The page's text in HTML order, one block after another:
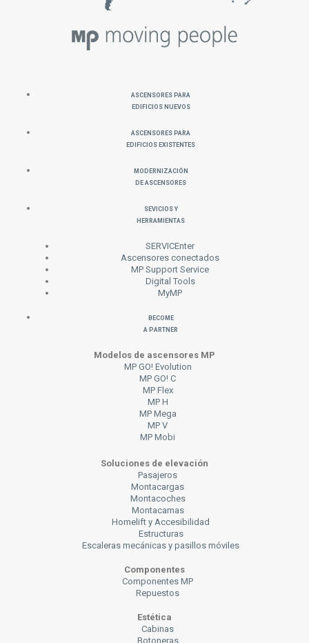
Ascensores para
Edificios Nuevos
Ascensores para
Edificios Existentes
Modernización
de Ascensores
Sevicios y
Herramientas
SERVICEnter
Ascensores conectados
MP Support Service
Digital Tools
MyMP
Become
a Partner
Modelos de ascensores MP
MP GO! Evolution
MP GO! C
MP Flex
MP H
MP Mega
MP V
MP Mobi
Soluciones de elevación
Pasajeros
Montacargas
Montacoches
Montacamas
Homelift y Accesibilidad
Estructuras
Escaleras mecánicas y pasillos móviles
Componentes
Componentes MP
Repuestos
Estética
Cabinas
Botoneras